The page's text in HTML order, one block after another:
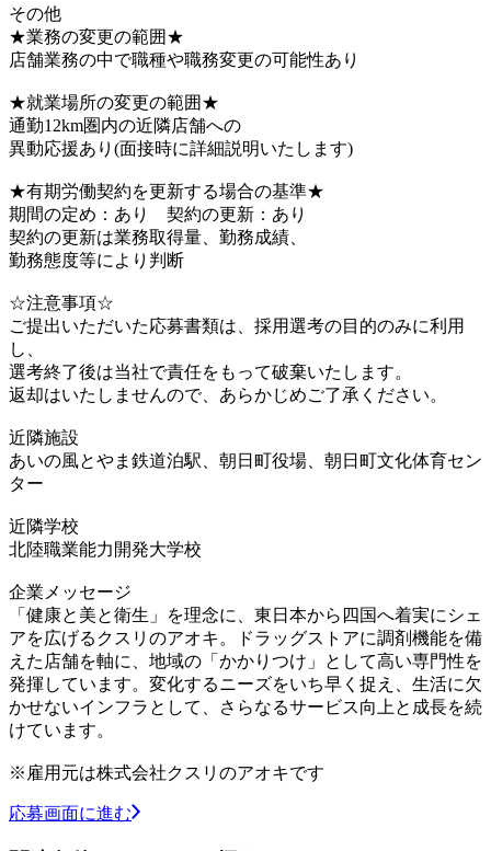
その他
★業務の変更の範囲★
店舗業務の中で職種や職務変更の可能性あり
★就業場所の変更の範囲★
通勤12km圏内の近隣店舗への
異動応援あり(面接時に詳細説明いたします)
★有期労働契約を更新する場合の基準★
期間の定め：あり 契約の更新：あり
契約の更新は業務取得量、勤務成績、
勤務態度等により判断
☆注意事項☆
ご提出いただいた応募書類は、採用選考の目的のみに利用
し、
選考終了後は当社で責任をもって破棄いたします。
返却はいたしませんので、あらかじめご了承ください。
近隣施設
あいの風とやま鉄道泊駅、朝日町役場、朝日町文化体育セン
ター
近隣学校
北陸職業能力開発大学校
企業メッセージ
「健康と美と衛生」を理念に、東日本から四国へ着実にシェ
アを広げるクスリのアオキ。ドラッグストアに調剤機能を備
えた店舗を軸に、地域の「かかりつけ」として高い専門性を
発揮しています。変化するニーズをいち早く捉え、生活に欠
かせないインフラとして、さらなるサービス向上と成長を続
けています。
※雇用元は株式会社クスリのアオキです
応募画面に進む